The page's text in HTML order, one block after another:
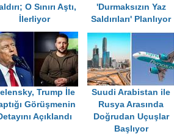
O Sınırı Aştı,
İlerliyor
'Durmaksızın Yaz
Saldırıları' Planlıyor
Trump İle
Görüşmenin
Açıklandı
Suudi Arabistan ile
Rusya Arasında
Doğrudan Uçuşlar
Başlıyor